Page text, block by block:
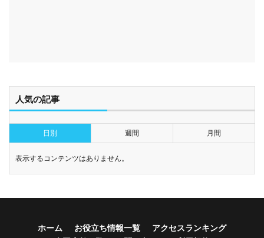
人気の記事
日別 週間 月間
表示するコンテンツはありません。
ホーム お役立ち情報一覧
アクセスランキング